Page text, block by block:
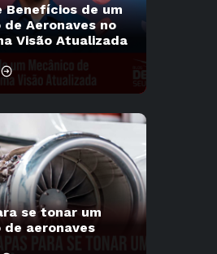
Benefícios de um
de Aeronaves no
Visão Atualizada
se tonar um
de aeronaves